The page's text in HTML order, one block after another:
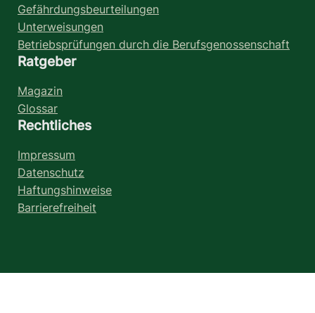
Gefährdungsbeurteilungen
Unterweisungen
Betriebsprüfungen durch die Berufsgenossenschaft
Ratgeber
Magazin
Glossar
Rechtliches
Impressum
Datenschutz
Haftungshinweise
Barrierefreiheit